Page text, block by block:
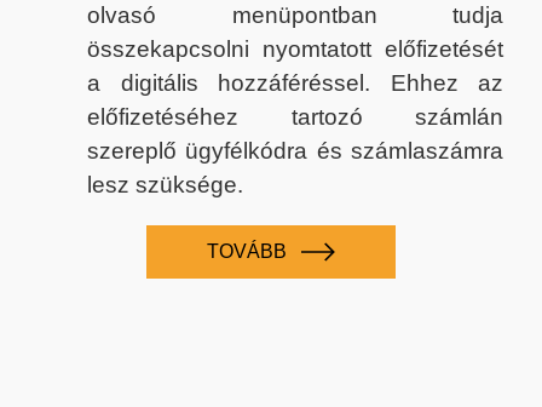
olvasó menüpontban tudja
összekapcsolni nyomtatott előfizetését
a digitális hozzáféréssel. Ehhez az
előfizetéséhez tartozó számlán
szereplő ügyfélkódra és számlaszámra
lesz szüksége.
TOVÁBB